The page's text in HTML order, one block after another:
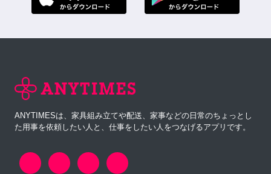
ANYTIMESは、家具組み立てや配送、家事などの日常のちょっとし
た用事を依頼したい人と、仕事をしたい人をつなげるアプリです。